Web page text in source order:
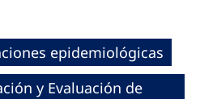
epidemiológicas
y Evaluación de